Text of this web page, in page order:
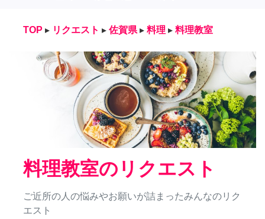
TOP ▸ リクエスト ▸ 佐賀県 ▸ 料理 ▸ 料理教室
料理教室のリクエスト
ご近所の人の悩みやお願いが詰まったみんなのリク
エスト